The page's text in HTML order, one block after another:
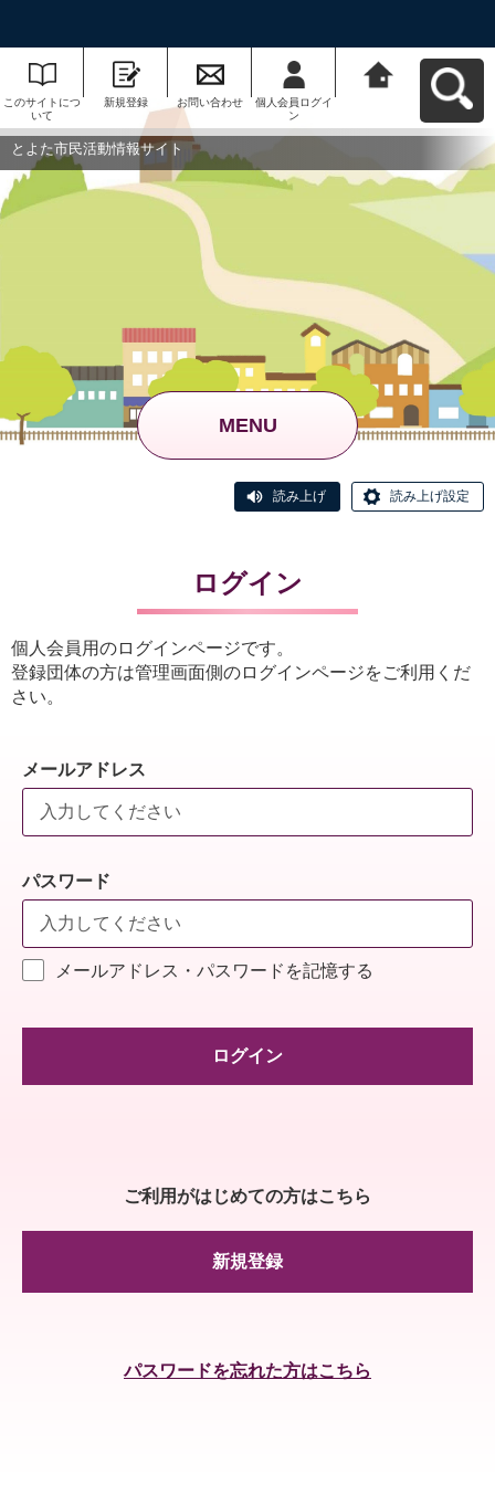
このサイトにつ
いて
新規登録 お問い合わせ
個人会員ログイ
ン
る
とよた市民活動情報サイト
MENU
読み上げ 読み上げ設定
ログイン
個人会員用のログインページです。
登録団体の方は管理画面側のログインページをご利用くだ
さい。
メールアドレス
パスワード
メールアドレス・パスワードを記憶する
ログイン
ご利用がはじめての方はこちら
新規登録
パスワードを忘れた方はこちら